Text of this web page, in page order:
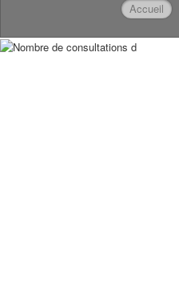
Accueil